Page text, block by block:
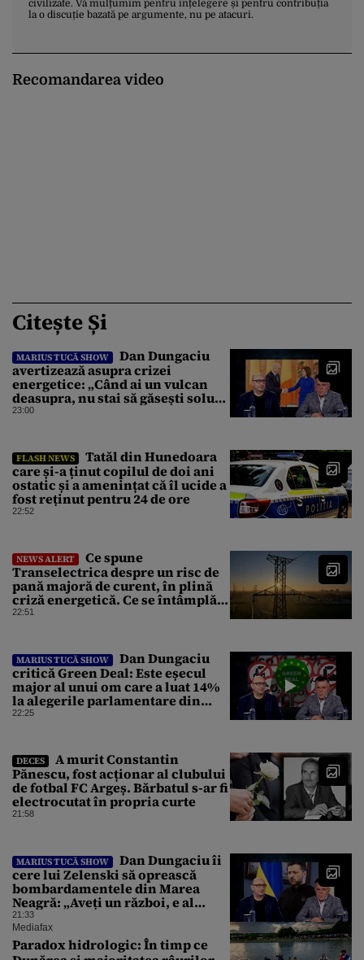
civilizate. Vă mulțumim pentru înțelegere și pentru contribuția
la o discuție bazată pe argumente, nu pe atacuri.
Recomandarea video
Citește Și
MARIUS TUCĂ SHOW
Dan Dungaciu
avertizează asupra crizei
energetice: „Când ai un vulcan
deasupra, nu stai să găsești soluții
cu leucoplast”
23:00
FLASH NEWS
Tatăl din Hunedoara
care și-a ținut copilul de doi ani
ostatic și a amenințat că îl ucide a
fost reținut pentru 24 de ore
22:52
NEWS ALERT
Ce spune
Transelectrica despre un risc de
pană majoră de curent, în plină
criză energetică. Ce se întâmplă
cu Sistemul Electroenergetic
22:51
MARIUS TUCĂ SHOW
Dan Dungaciu
critică Green Deal: Este eșecul
major al unui om care a luat 14%
la alegerile parlamentare din
Olanda
22:25
DECES
A murit Constantin
Pănescu, fost acționar al clubului
de fotbal FC Argeș. Bărbatul s-ar fi
electrocutat în propria curte
21:58
MARIUS TUCĂ SHOW
Dan Dungaciu îi
cere lui Zelenski să oprească
bombardamentele din Marea
Neagră: „Aveți un război, e al
vostru, dar lăsați restul să
circule”
21:33
Mediafax
Paradox hidrologic: În timp ce